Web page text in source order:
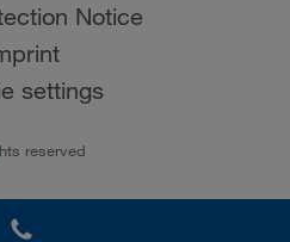
Notice
settings
reserved